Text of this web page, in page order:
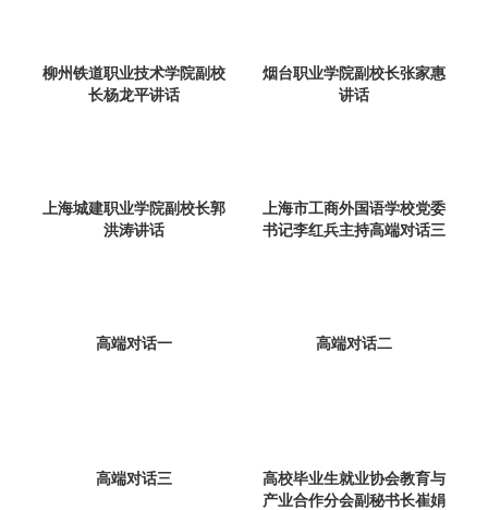
柳州铁道职业技术学院副校
长杨龙平讲话
烟台职业学院副校长张家惠
讲话
上海城建职业学院副校长郭
洪涛讲话
上海市工商外国语学校党委
书记李红兵主持高端对话三
高端对话一 高端对话二
高端对话三
高校毕业生就业协会教育与
产业合作分会副秘书长崔娟